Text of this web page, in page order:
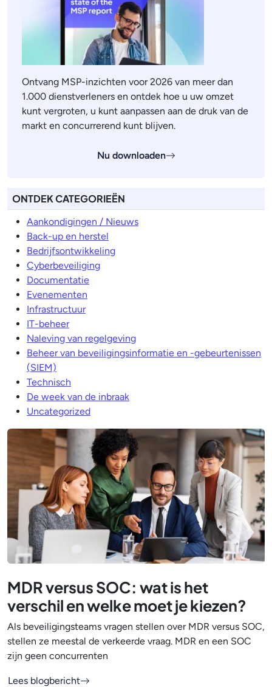
Ontvang MSP-inzichten voor 2026 van meer dan
1.000 dienstverleners en ontdek hoe u uw omzet
kunt vergroten, u kunt aanpassen aan de druk van de
markt en concurrerend kunt blijven.
Nu downloaden
ONTDEK CATEGORIEËN
Aankondigingen / Nieuws
Back-up en herstel
Bedrijfsontwikkeling
Cyberbeveiliging
Documentatie
Evenementen
Infrastructuur
IT-beheer
Naleving van regelgeving
Beheer van beveiligingsinformatie en -gebeurtenissen
(SIEM)
Technisch
De week van de inbraak
Uncategorized
MDR versus SOC: wat is het
verschil en welke moet je kiezen?
Als beveiligingsteams vragen stellen over MDR versus SOC,
stellen ze meestal de verkeerde vraag. MDR en een SOC
zijn geen concurrenten
Lees blogbericht